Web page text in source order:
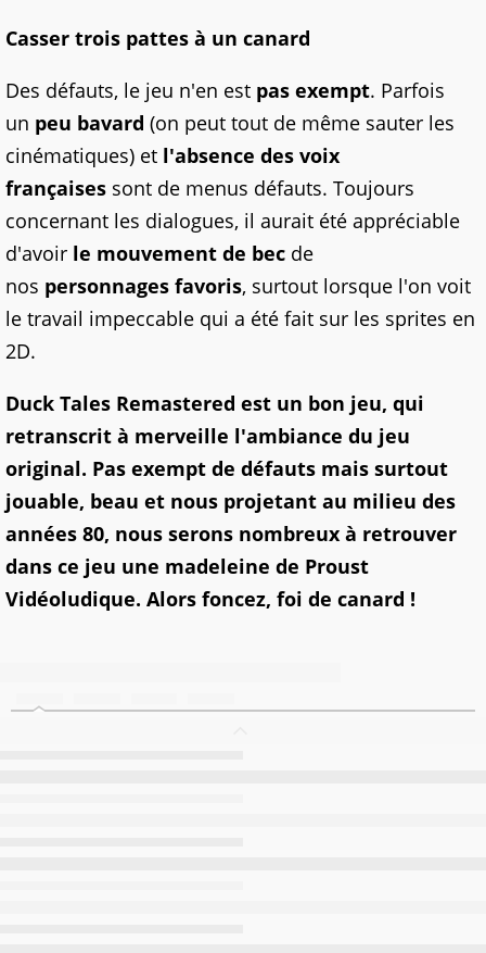
Casser trois pattes à un canard
Des défauts, le jeu n'en est pas exempt. Parfois
un peu bavard (on peut tout de même sauter les
cinématiques) et l'absence des voix
françaises sont de menus défauts. Toujours
concernant les dialogues, il aurait été appréciable
d'avoir le mouvement de bec de
nos personnages favoris, surtout lorsque l'on voit
le travail impeccable qui a été fait sur les sprites en
2D.
Duck Tales Remastered est un bon jeu, qui
retranscrit à merveille l'ambiance du jeu
original. Pas exempt de défauts mais surtout
jouable, beau et nous projetant au milieu des
années 80, nous serons nombreux à retrouver
dans ce jeu une madeleine de Proust
Vidéoludique. Alors foncez, foi de canard !